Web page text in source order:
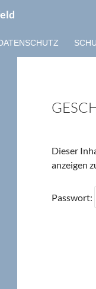
Dieser
anzeigen
Passwort: